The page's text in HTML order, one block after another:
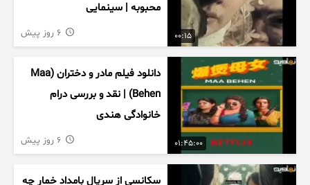
00:15
محبوبه | سینمایی
01:45:00
دانلود فیلم مادر و دختران (Maa
Behen) | نقد و بررسی درام
خانوادگی هندی
سکانسی از سریال بامداد خمار چه